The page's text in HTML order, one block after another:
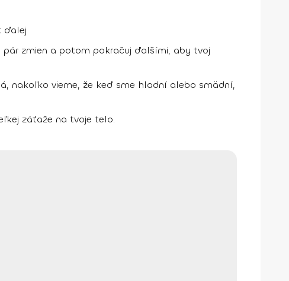
ďalej
zmien a potom pokračuj ďalšími, aby tvoj
nakoľko vieme, že keď sme hladní alebo smädní,
záťaže na tvoje telo.